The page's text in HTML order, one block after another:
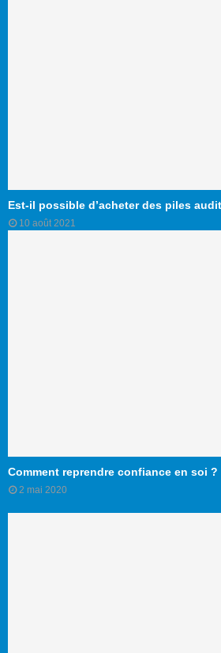
Est-il possible d’acheter des piles
10 août 2021
Comment reprendre confiance en soi ?
2 mai 2020